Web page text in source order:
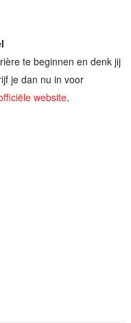
te beginnen en denk jij
je dan nu in voor
website.